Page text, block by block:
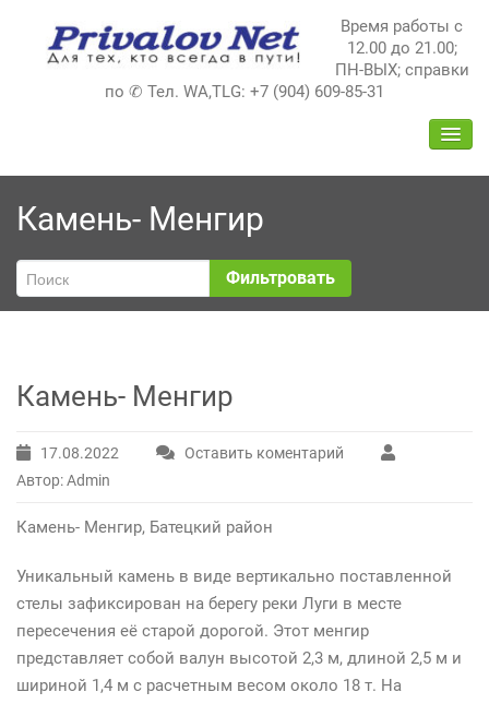
содержимому
Время работы с
12.00 до 21.00;
ПН-ВЫХ; справки
по ✆ Тел. WA,TLG: +7 (904) 609-85-31
Камень- Менгир
Фильтровать
Камень- Менгир
17.08.2022
Оставить коментарий
Автор: Admin
Камень- Менгир, Батецкий район
Уникальный камень в виде вертикально поставленной
стелы зафиксирован на берегу реки Луги в месте
пересечения её старой дорогой. Этот менгир
представляет собой валун высотой 2,3 м, длиной 2,5 м и
шириной 1,4 м с расчетным весом около 18 т. На